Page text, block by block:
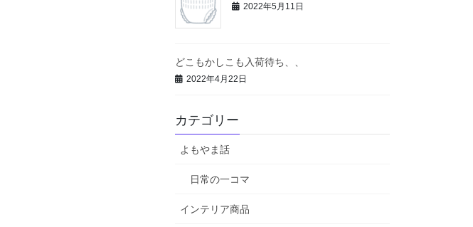
2022年5月11日
どこもかしこも入荷待ち、、
2022年4月22日
カテゴリー
よもやま話
日常の一コマ
インテリア商品